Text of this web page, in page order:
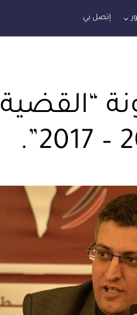
إتصل بي
“القضية